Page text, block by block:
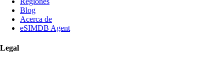
Blog
Acerca de
eSIMDB Agent
Legal